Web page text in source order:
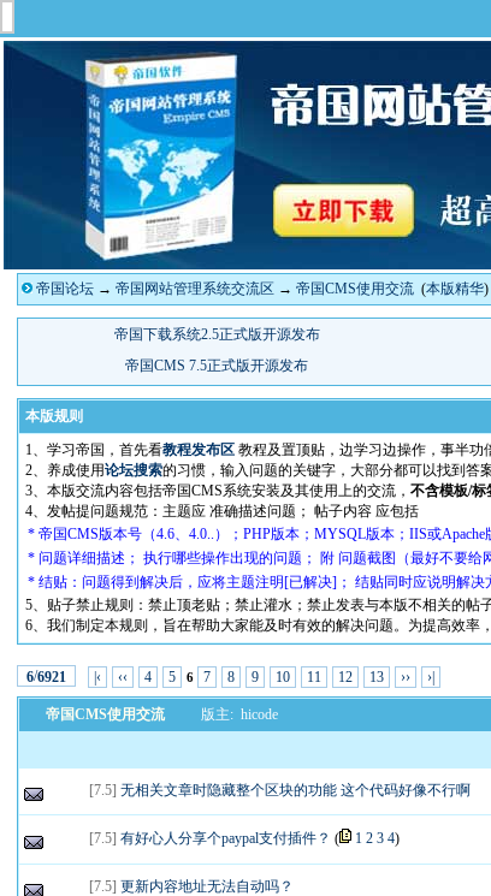
帝国论坛→ 帝国网站管理系统交流区 → 帝国CMS使用交流(本版精华)
本版规则
1、学习帝国，首先看教程发布区教程及置顶贴，边学习边操作，事半功
2、养成使用论坛搜索的习惯，输入问题的关键字，大部分都可以找到答案
3、本版交流内容包括帝国CMS系统安装及其使用上的交流， 不含模板/标
4、发帖提问题规范：主题应 准确描述问题； 帖子内容 应包括
* 帝国CMS版本号（4.6、4.0..）；PHP版本；MYSQL版本；IIS或Apache
* 问题详细描述； 执行哪些操作出现的问题； 附 问题截图（最好不要给
* 结贴：问题得到解决后，应将主题注明[已解决]； 结贴同时应说明解决
5、贴子禁止规则：禁止顶老贴；禁止灌水；禁止发表与本版不相关的帖
6、我们制定本规则，旨在帮助大家能及时有效的解决问题。为提高效率
6/6921 |‹ ‹‹ 4 5 6 7 8 9 10 11 12 13 ›› ›|
帝国CMS使用交流 版主: hicode
[7.5] 无相关文章时隐藏整个区块的功能 这个代码好像不行啊
[7.5] 有好心人分享个paypal支付插件？ ( 1 2 3 4)
[7.5] 更新内容地址无法自动吗？